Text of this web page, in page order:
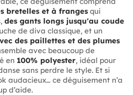
bretelles et à franges qui
des gants longs jusqu'au coude
de diva classique, et un
des paillettes et des plumes
avec beaucoup de
en 100% polyester, idéal pour
sans perdre le style. Et si
audacieux… ce déguisement n’a
d’aide.